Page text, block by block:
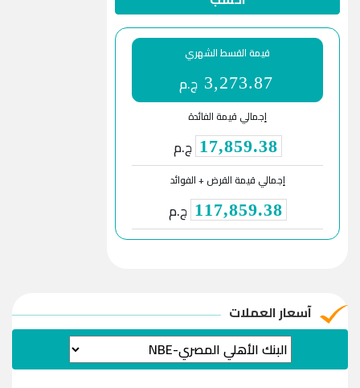
قيمة القسط الشهري
3,273.87 ج.م
إجمالي قيمة الفائدة
17,859.38 ج.م
إجمالي قيمة القرض + الفوائد
117,859.38 ج.م
آسعار العملات